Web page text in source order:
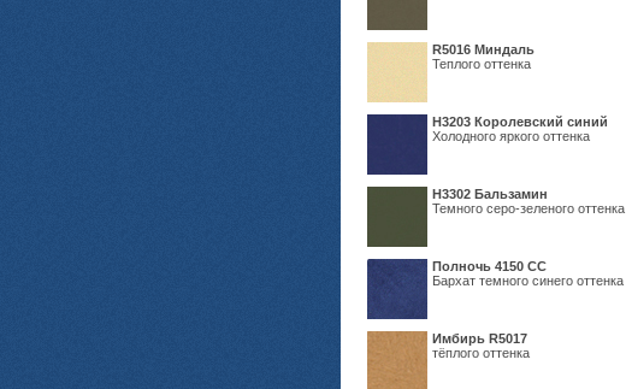
R5016 Миндаль
Теплого оттенка
Н3203 Королевский синий
Холодного яркого оттенка
Н3302 Бальзамин
Темного серо-зеленого оттенка
Полночь 4150 СС
Бархат темного синего оттенка
Имбирь R5017
тёплого оттенка